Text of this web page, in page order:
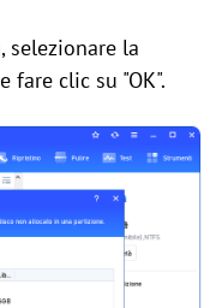
selezionare la
fare clic su "OK".